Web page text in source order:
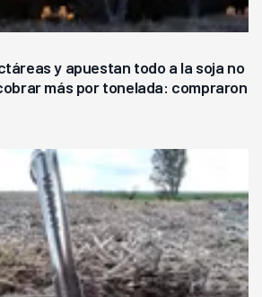
y apuestan todo a la soja no
más por tonelada: compraron